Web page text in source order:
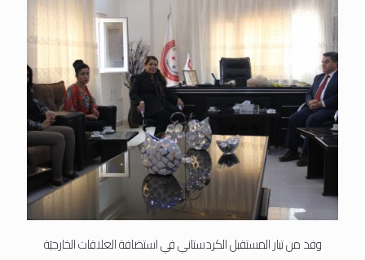
وفد من تيار المستقبل الكردستاني في استضافة العلاقات الخارجيَة